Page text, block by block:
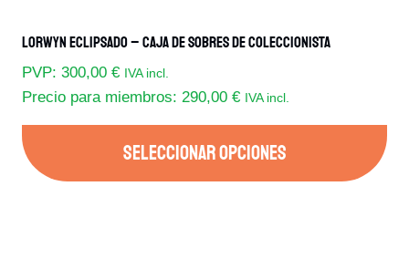
Lorwyn Eclipsado – Caja De Sobres De Coleccionista
PVP: 300,00 € IVA incl.
Precio para miembros: 290,00 € IVA incl.
SELECCIONAR OPCIONES